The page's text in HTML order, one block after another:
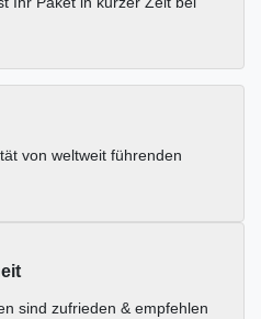
von weltweit führenden
sind zufrieden & empfehlen